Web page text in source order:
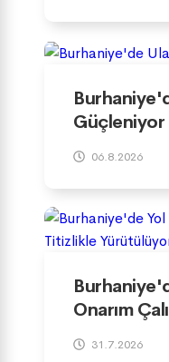
Güçleniyor
06.8.2026
Onarım
Yürütülüyor
31.7.2026